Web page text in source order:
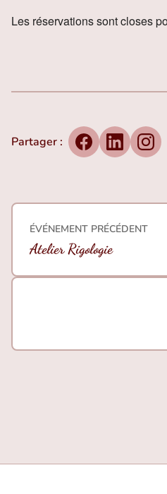
Les réservations sont closes
Partager :
FacebookLinkedIn
ÉVÉNEMENT PRÉCÉDENT
Atelier Rigologie